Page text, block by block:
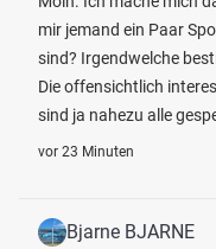
mir jemand ein Paar
sind? Irgendwelche
Die offensichtlich
sind ja nahezu alle
vor 23 Minuten
Bjarne BJARNE